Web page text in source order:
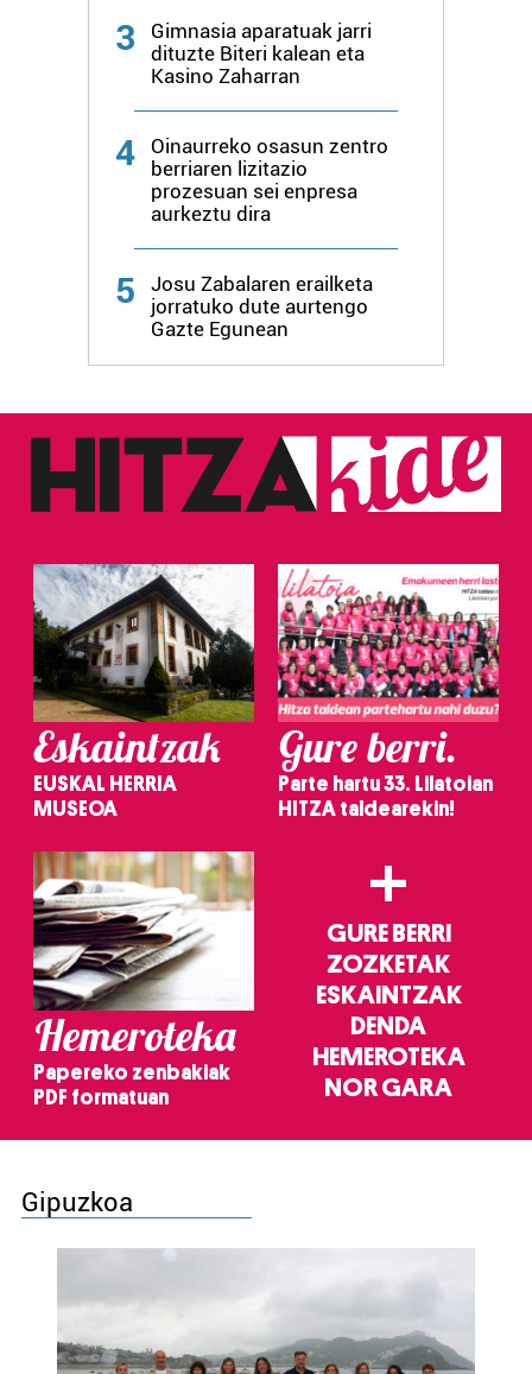
erabiltzen dituen hauta dezakezu.
Bazkide batzuek ez dizute baimenik eskatzen, eta beren
interes komertzial legitimoetan babesten dira. Ikusi gure
bazkideen zerrenda, beren ustez zein helburutarako
duten interes legitimoa eta horren aurka nola egin
dezakezun ikusteko.
buruzko informazio gehiago eta ezarri zure lehentasunak
datuen atalean. Edozein unetan alda edo ken dezakezu
zure baimena Cookieen adierazpenean.
zerbitzuak hobetzeko asmoz, cookie teknologiaz
baliatzen gara. Ohar hau onartuz gero, teknologia hori
erabiltzeko baimen esplizitua ematen diguzu.Gehiago
3
Gimnasia aparatuak jarri
dituzte Biteri kalean eta
Kasino Zaharran
4
Oinaurreko osasun zentro
berriaren lizitazio
prozesuan sei enpresa
aurkeztu dira
5
Josu Zabalaren erailketa
jorratuko dute aurtengo
Gazte Egunean
Eskaintzak
EUSKAL HERRIA
MUSEOA
Gure berri.
Parte hartu 33. Lilatoian
HITZA taldearekin!
Hemeroteka
Papereko zenbakiak
PDF formatuan
+
GURE BERRI
ZOZKETAK
ESKAINTZAK
DENDA
HEMEROTEKA
NOR GARA
Gipuzkoa